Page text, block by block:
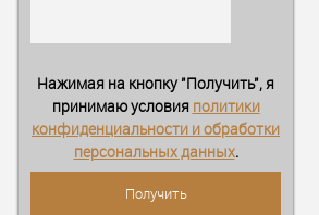
Нажимая на кнопку "Получить", я
принимаю условия политики
конфиденциальности и обработки
персональных данных.